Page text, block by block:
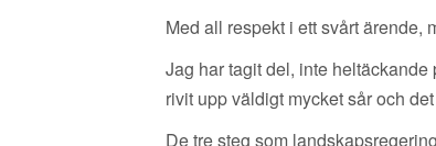
Med all respekt i ett svårt ärende,
Jag har tagit del, inte
rivit upp väldigt mycket sår och
De tre steg som